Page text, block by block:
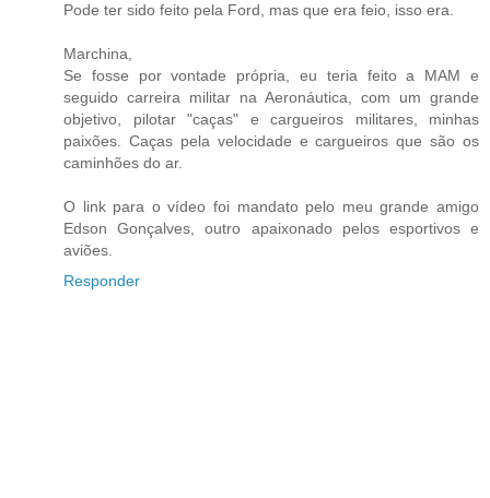
Pode ter sido feito pela Ford, mas que era feio, isso era.
Marchina,
Se fosse por vontade própria, eu teria feito a MAM e
seguido carreira militar na Aeronáutica, com um grande
objetivo, pilotar "caças" e cargueiros militares, minhas
paixões. Caças pela velocidade e cargueiros que são os
caminhões do ar.
O link para o vídeo foi mandato pelo meu grande amigo
Edson Gonçalves, outro apaixonado pelos esportivos e
aviões.
Responder